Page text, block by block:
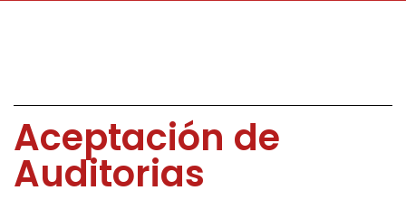
Aceptación de
Auditorias